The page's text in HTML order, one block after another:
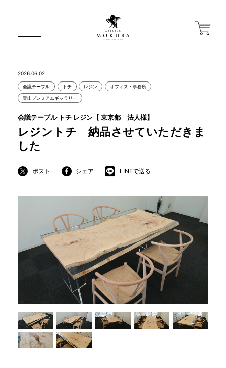
店舗から探す
一枚板 ATELIER MOKUBA HOME
MOKUBA について
商品情報
直営店
イベント
WEBカタログ
2026.06.02
会議テーブル トチ レジン オフィス・事務所
青山プレミアムギャラリー
レジントチ 納品させていただきま
した
会議テーブル トチ レジン【 東京都 法人様】
ポスト シェア LINEで送る